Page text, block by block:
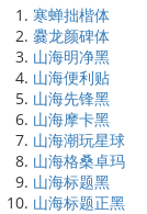
寒蝉拙楷体
爨龙颜碑体
山海明净黑
山海便利贴
山海先锋黑
山海摩卡黑
山海潮玩星球
山海格桑卓玛
山海标题黑
山海标题正黑